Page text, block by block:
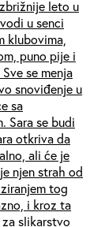
leto u
u senci
klubovima,
puno pije i
se menja
snoviđenje u
sa
Sara se budi
otkriva da
ali će je
njen strah od
tog
i kroz ta
slikarstvo